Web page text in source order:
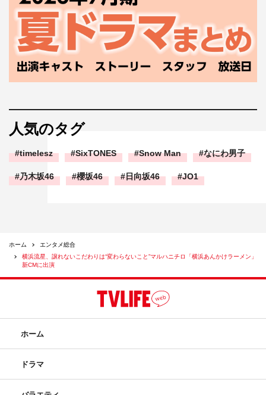
人気のタグ
timelesz SixTONES Snow Man なにわ男子
乃木坂46 櫻坂46 日向坂46 JO1
ホーム
エンタメ総合
横浜流星、譲れないこだわりは“変わらないこと”マルハニチロ「横浜あんかけラーメン」
新CMに出演
ホーム
ドラマ